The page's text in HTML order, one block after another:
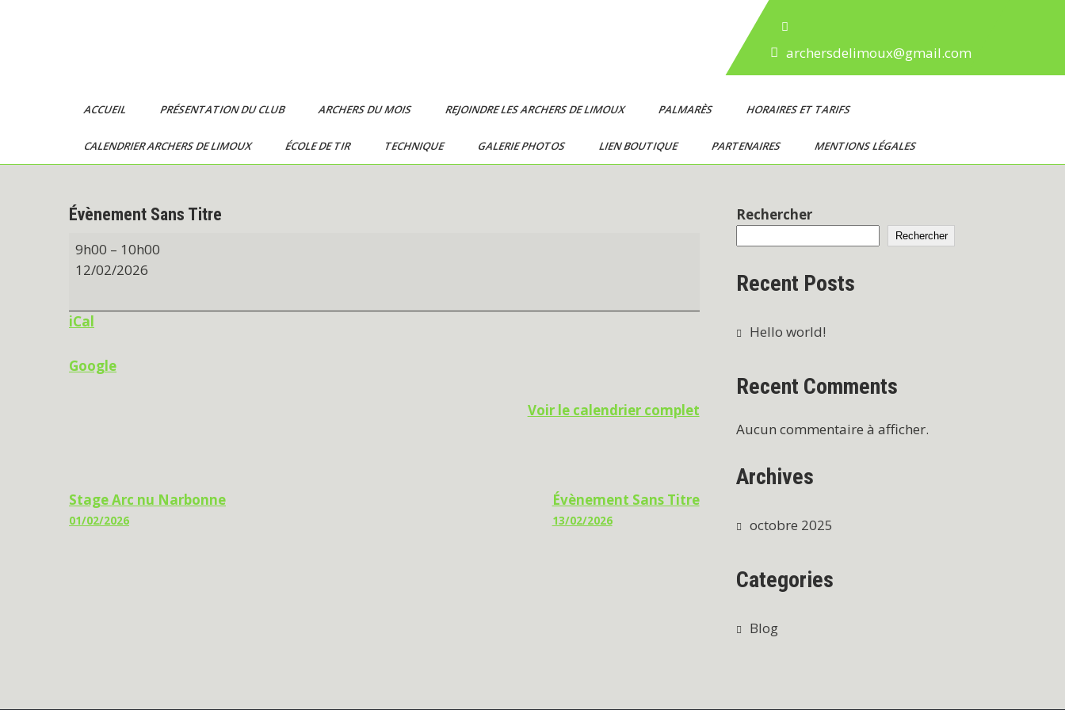
archersdelimoux@gmail.com
ACCUEIL PRÉSENTATION DU CLUB ARCHERS DU MOIS REJOINDRE LES ARCHERS DE LIMOUX PALMARÈS HORAIRES ET TARIFS
CALENDRIER ARCHERS DE LIMOUX ÉCOLE DE TIR TECHNIQUE GALERIE PHOTOS LIEN BOUTIQUE PARTENAIRES MENTIONS LÉGALES
Évènement Sans Titre
Évènement
Sans
9h00 – 10h00
12/02/2026
iCal
Google
Voir le calendrier complet
Navigation
de
Stage Arc nu Narbonne
01/02/2026
Évènement Sans Titre
13/02/2026
Rechercher
Rechercher
Recent Posts
Hello world!
Recent Comments
Aucun commentaire à afficher.
Archives
octobre 2025
Categories
Blog